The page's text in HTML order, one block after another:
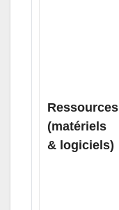
Ressources
(matériels
& logiciels)